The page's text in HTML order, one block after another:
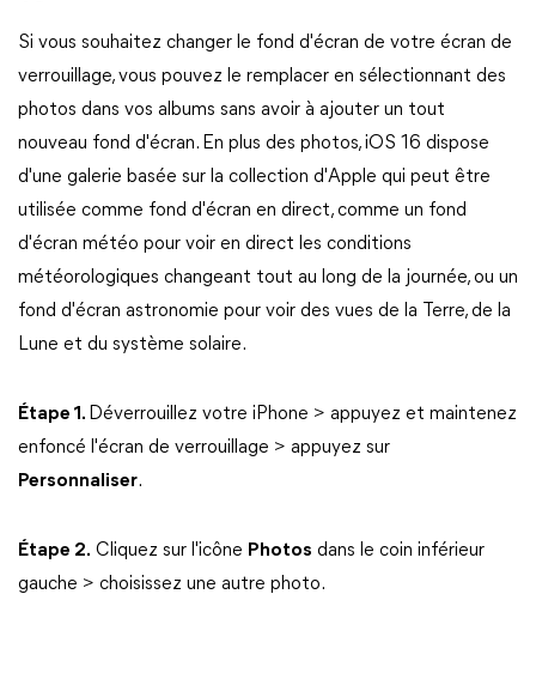
Si vous souhaitez changer le fond d'écran de votre écran de
verrouillage, vous pouvez le remplacer en sélectionnant des
photos dans vos albums sans avoir à ajouter un tout
nouveau fond d'écran. En plus des photos, iOS 16 dispose
d'une galerie basée sur la collection d'Apple qui peut être
utilisée comme fond d'écran en direct, comme un fond
d'écran météo pour voir en direct les conditions
météorologiques changeant tout au long de la journée, ou un
fond d'écran astronomie pour voir des vues de la Terre, de la
Lune et du système solaire.
Étape 1. Déverrouillez votre iPhone > appuyez et maintenez
enfoncé l'écran de verrouillage > appuyez sur
Personnaliser.
Étape 2. Cliquez sur l'icône Photos dans le coin inférieur
gauche > choisissez une autre photo.